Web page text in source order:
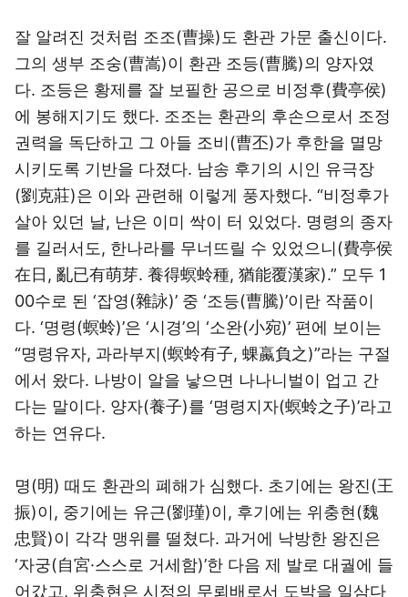
잘 알려진 것처럼 조조(曹操)도 환관 가문 출신이다.
그의 생부 조숭(曹嵩)이 환관 조등(曹騰)의 양자였
다. 조등은 황제를 잘 보필한 공으로 비정후(費亭侯)
에 봉해지기도 했다. 조조는 환관의 후손으로서 조정
권력을 독단하고 그 아들 조비(曹丕)가 후한을 멸망
시키도록 기반을 다졌다. 남송 후기의 시인 유극장
(劉克莊)은 이와 관련해 이렇게 풍자했다. “비정후가
살아 있던 날, 난은 이미 싹이 터 있었다. 명령의 종자
를 길러서도, 한나라를 무너뜨릴 수 있었으니(費亭侯
在日, 亂已有萌芽. 養得螟蛉種, 猶能覆漢家).” 모두 1
00수로 된 ‘잡영(雜詠)’ 중 ‘조등(曹騰)’이란 작품이
다. ‘명령(螟蛉)’은 ‘시경’의 ‘소완(小宛)’ 편에 보이는
“명령유자, 과라부지(螟蛉有子, 蜾蠃負之)”라는 구절
에서 왔다. 나방이 알을 낳으면 나나니벌이 업고 간
다는 말이다. 양자(養子)를 ‘명령지자(螟蛉之子)’라고
하는 연유다.
명(明) 때도 환관의 폐해가 심했다. 초기에는 왕진(王
振)이, 중기에는 유근(劉瑾)이, 후기에는 위충현(魏
忠賢)이 각각 맹위를 떨쳤다. 과거에 낙방한 왕진은
‘자궁(自宮·스스로 거세함)’한 다음 제 발로 대궐에 들
어갔고, 위충현은 시정의 무뢰배로서 도박을 일삼다